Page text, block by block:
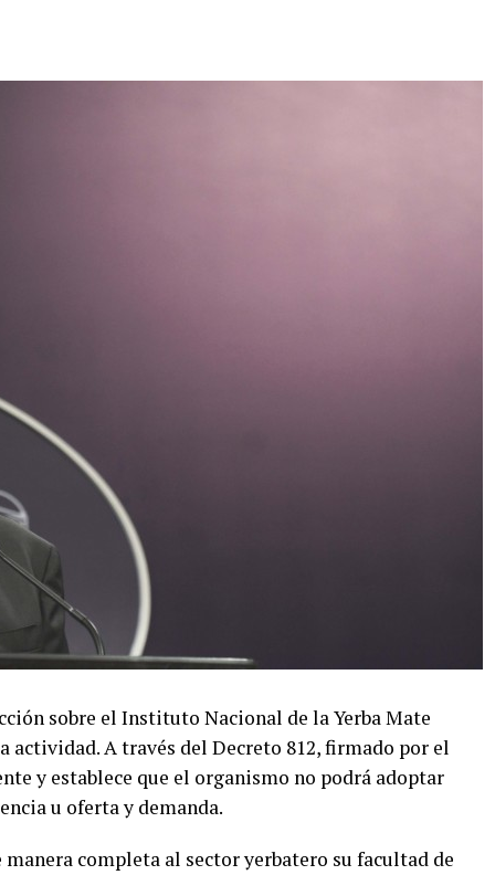
sobre el Instituto Nacional de la Yerba Mate
actividad. A través del Decreto 812, firmado por el
y establece que el organismo no podrá adoptar
u oferta y demanda.
completa al sector yerbatero su facultad de